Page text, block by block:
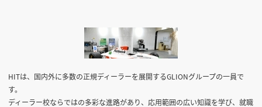
HITは、国内外に多数の正規ディーラーを展開するGLIONグループの一員で
す。
ディーラー校ならではの多彩な進路があり、応用範囲の広い知識を学び、就職